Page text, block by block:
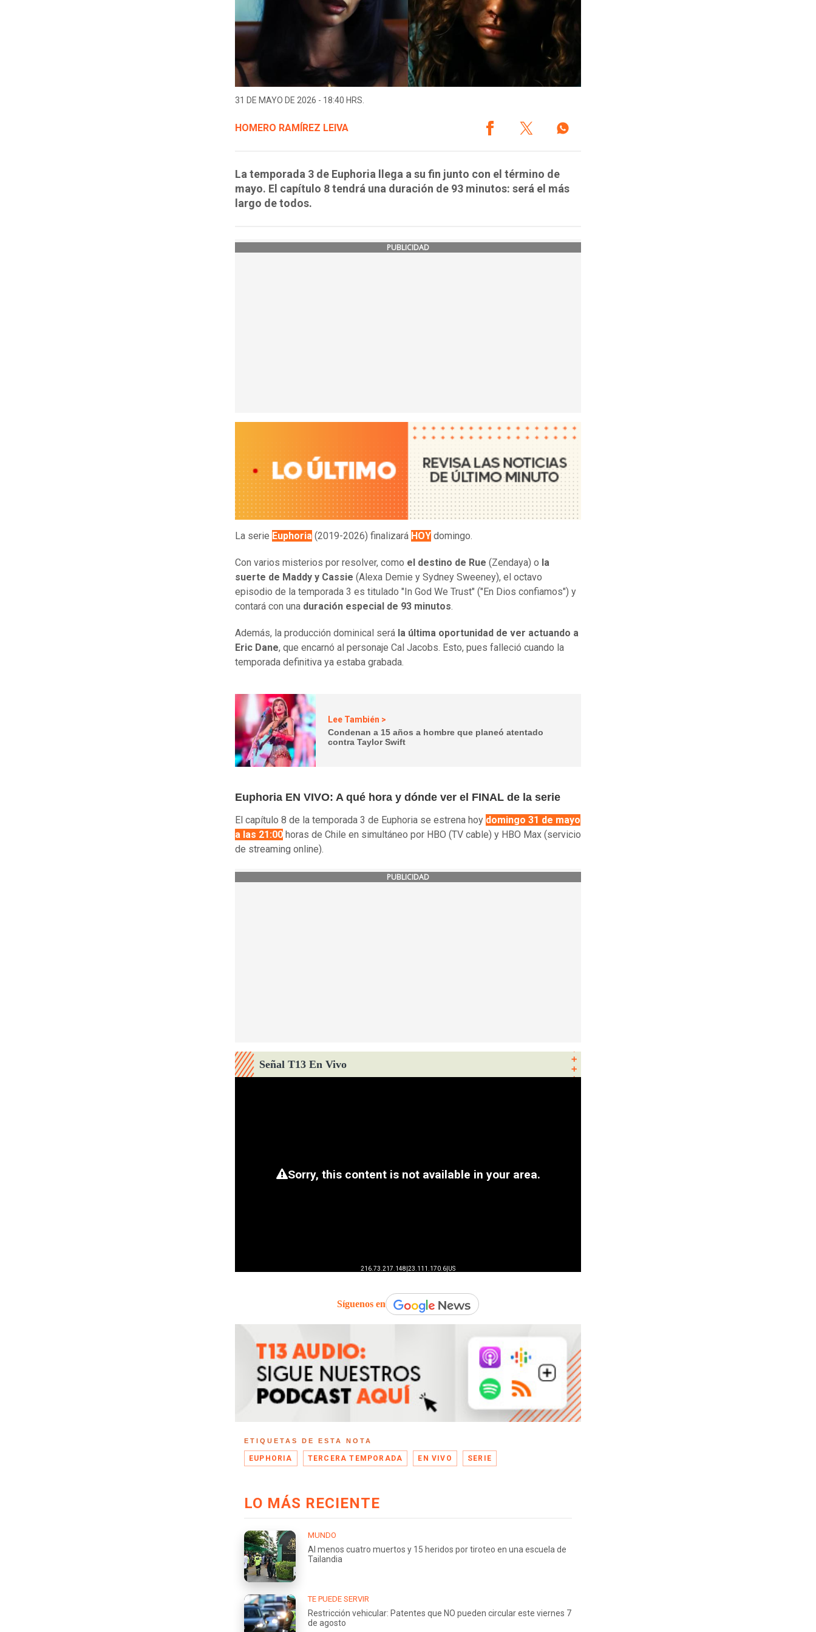
31 DE MAYO DE 2026 - 18:40 HRS.
HOMERO RAMÍREZ LEIVA
La temporada 3 de Euphoria llega a su fin junto con el término de
mayo. El capítulo 8 tendrá una duración de 93 minutos: será el más
largo de todos.
PUBLICIDAD
La serie Euphoria (2019-2026) finalizará HOY domingo.
Con varios misterios por resolver, como el destino de Rue (Zendaya) o la
suerte de Maddy y Cassie (Alexa Demie y Sydney Sweeney), el octavo
episodio de la temporada 3 es titulado "In God We Trust" ("En Dios confiamos") y
contará con una duración especial de 93 minutos.
Además, la producción dominical será la última oportunidad de ver actuando a
Eric Dane, que encarnó al personaje Cal Jacobs. Esto, pues falleció cuando la
temporada definitiva ya estaba grabada.
Lee También >
Condenan a 15 años a hombre que planeó atentado
contra Taylor Swift
Euphoria EN VIVO: A qué hora y dónde ver el FINAL de la serie
El capítulo 8 de la temporada 3 de Euphoria se estrena hoy domingo 31 de mayo
a las 21:00 horas de Chile en simultáneo por HBO (TV cable) y HBO Max (servicio
de streaming online).
PUBLICIDAD
Señal T13 En Vivo
Síguenos en
ETIQUETAS DE ESTA NOTA
EUPHORIA TERCERA TEMPORADA EN VIVO SERIE
LO MÁS RECIENTE
MUNDO
Al menos cuatro muertos y 15 heridos por tiroteo en una escuela de
Tailandia
TE PUEDE SERVIR
Restricción vehicular: Patentes que NO pueden circular este viernes 7
de agosto